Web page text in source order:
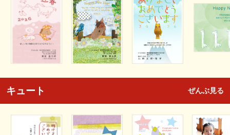
キュート ぜんぶ見る